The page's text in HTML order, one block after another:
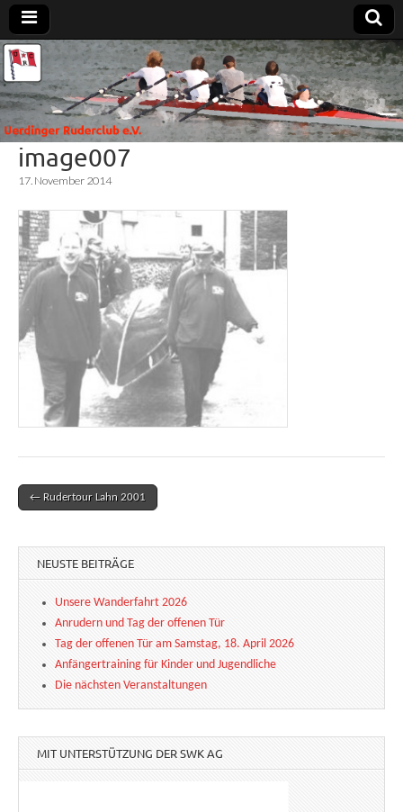
Uerdinger
Ruderclub
e.V.
Rudern in
Krefeld-
Uerdingen
image007
17. November 2014
Post navigation
← Rudertour Lahn 2001
NEUSTE BEITRÄGE
Unsere Wanderfahrt 2026
Anrudern und Tag der offenen Tür
Tag der offenen Tür am Samstag, 18. April 2026
Anfängertraining für Kinder und Jugendliche
Die nächsten Veranstaltungen
MIT UNTERSTÜTZUNG DER SWK AG